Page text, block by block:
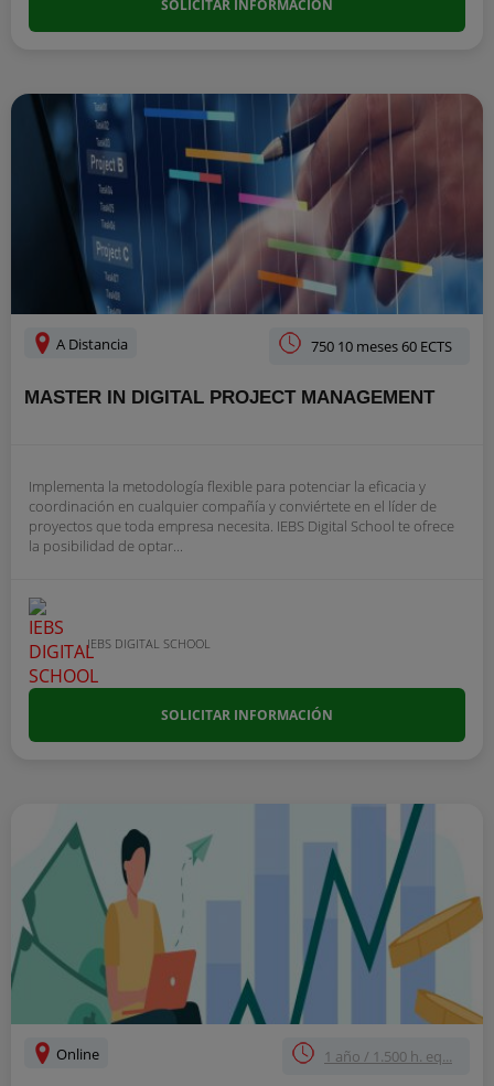
SOLICITAR INFORMACIÓN
A Distancia 750 10 meses 60 ECTS
MASTER IN DIGITAL PROJECT MANAGEMENT
Implementa la metodología flexible para potenciar la eficacia y
coordinación en cualquier compañía y conviértete en el líder de
proyectos que toda empresa necesita. IEBS Digital School te ofrece
la posibilidad de optar...
IEBS DIGITAL SCHOOL
SOLICITAR INFORMACIÓN
Online 1 año / 1.500 h. eq...